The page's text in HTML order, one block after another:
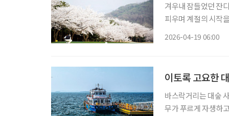
겨우내 잠들었던 잔
피우며 계절의 시작
2026-04-19 06:00
이토록 고요한
바스락거리는 대숲
무가 푸르게 자생하